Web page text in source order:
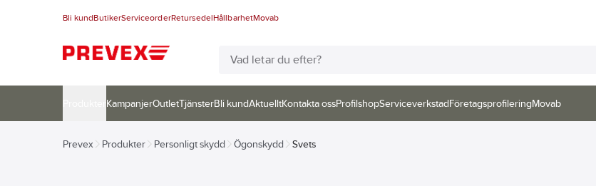
Bli kundButikerServiceorderRetursedelHållbarhetMovab
KampanjerOutletTjänsterBli kundAktuelltKontakta ossProfilshopServiceverkstadFöretagsprofileringMovab
Prevex Produkter Personligt skydd Ögonskydd Svets